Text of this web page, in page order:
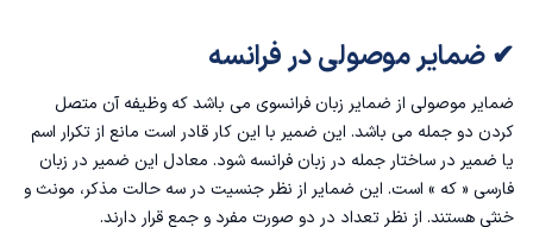
✔ ضمایر موصولی در فرانسه
ضمایر موصولی از ضمایر زبان فرانسوی می باشد که وظیفه آن متصل
کردن دو جمله می باشد. این ضمیر با این کار قادر است مانع از تکرار اسم
یا ضمیر در ساختار جمله در زبان فرانسه شود‌. معادل این ضمیر در زبان
فارسی « که » است. این ضمایر از نظر جنسیت در سه حالت مذکر، مونث و
خنثی هستند. از نظر تعداد در دو صورت مفرد و جمع قرار دارند.